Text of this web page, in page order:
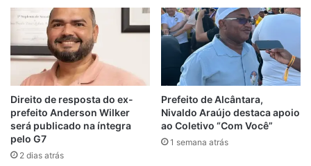
— Tivemos uma reunião produtiva com a
comissão de líderes religiosos protestantes,
dialogando sobre a organização do Clamor
pela Pátria, que será realizado no dia 7 de
setembro. Esse encontro reforça a
importância da união entre fé, cidadania e
amor por nossa cidade — destacou o
Direito de resposta do ex-
prefeito Anderson Wilker
será publicado na íntegra
pelo G7
2 dias atrás
Prefeito de Alcântara,
Nivaldo Araújo destaca apoio
ao Coletivo “Com Você”
1 semana atrás